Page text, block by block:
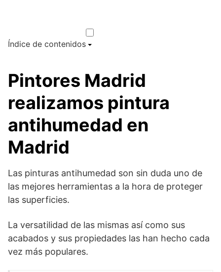
Índice de contenidos
Pintores Madrid
realizamos pintura
antihumedad en
Madrid
Las pinturas antihumedad son sin duda uno de
las mejores herramientas a la hora de proteger
las superficies.
La versatilidad de las mismas así como sus
acabados y sus propiedades las han hecho cada
vez más populares.